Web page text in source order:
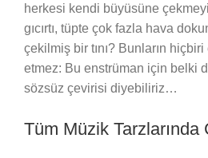
herkesi kendi büyüsüne
gıcırtı, tüpte çok fazla hava
çekilmiş bir tını? Bunların
etmez: Bu enstrüman için belki
sözsüz çevirisi diyebiliriz…
Tüm Müzik Tarzlarında